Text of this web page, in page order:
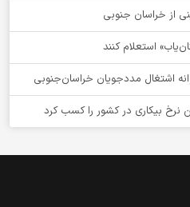
استعلام کنند
نرخ بیکاری در کشور را کسب کرد